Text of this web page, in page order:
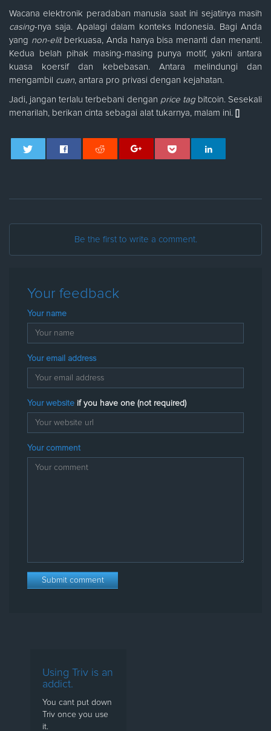
Wacana elektronik peradaban manusia saat ini sejatinya masih
casing-nya saja. Apalagi dalam konteks Indonesia. Bagi Anda
yang non-elitberkuasa, Anda hanya bisa menanti dan menanti.
Kedua belah pihak masing-masing punya motif, yakni antara
kuasa koersif dan kebebasan. Antara melindungi dan
mengambil cuan, antara pro privasi dengan kejahatan.
Jadi, jangan terlalu terbebani dengan price tagbitcoin. Sesekali
menarilah, berikan cinta sebagai alat tukarnya, malam ini. []
Be the first to write a comment.
Your feedback
Your name
Your email address
Your website if you have one (not required)
Your comment
Using Triv is an
addict.
You cant put down
Triv once you use
it.